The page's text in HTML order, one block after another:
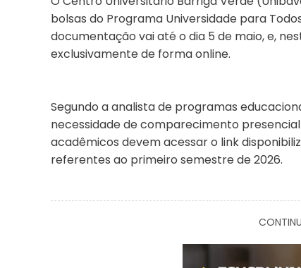
bolsas do Programa Universidade para
documentação vai até o dia 5 de maio, e,
exclusivamente de forma online.
Segundo a analista de programas
necessidade de comparecimento
acadêmicos devem acessar o link
referentes ao primeiro semestre de 2026.